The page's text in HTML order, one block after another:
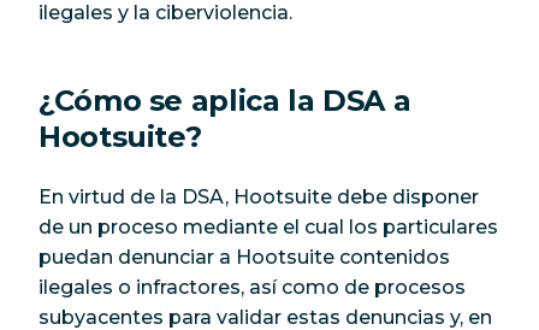
ilegales y la ciberviolencia.
¿Cómo se aplica la DSA a
Hootsuite?
En virtud de la DSA, Hootsuite debe disponer
de un proceso mediante el cual los particulares
puedan denunciar a Hootsuite contenidos
ilegales o infractores, así como de procesos
subyacentes para validar estas denuncias y, en